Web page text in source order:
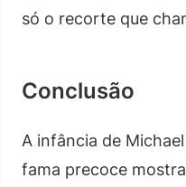
só o recorte que
Conclusão
A infância de
fama precoce